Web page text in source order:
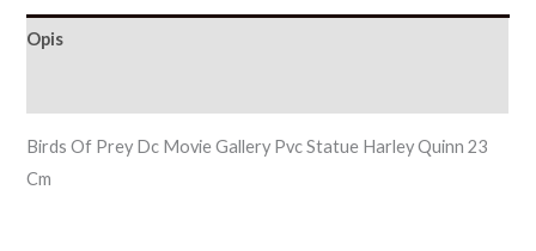
Opis
Birds Of Prey Dc Movie Gallery Pvc Statue Harley Quinn 23
Cm